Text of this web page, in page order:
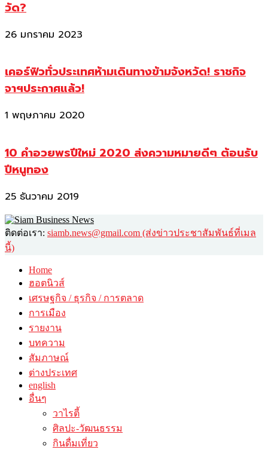
วัด?
26 มกราคม 2023
เคอร์ฟิวทั่วประเทศห้ามเดินทางข้ามจังหวัด! ราชกิจ
จาฯประกาศแล้ว!
1 พฤษภาคม 2020
10 คำอวยพรปีใหม่ 2020 ส่งความหมายดีๆ ต้อนรับ
ปีหนูทอง
25 ธันวาคม 2019
ติดต่อเรา: siamb.news@gmail.com (ส่งข่าวประชาสัมพันธ์ที่เมล
นี้)
Home
ฮอตนิวส์
เศรษฐกิจ / ธุรกิจ / การตลาด
การเมือง
รายงาน
บทความ
สัมภาษณ์
ต่างประเทศ
english
อื่นๆ
วาไรตี้
ศิลปะ-วัฒนธรรม
กินดื่มเที่ยว